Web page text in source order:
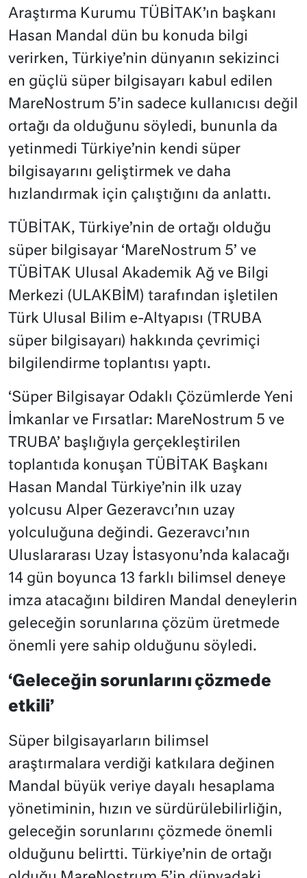
Araştırma Kurumu TÜBİTAK’ın başkanı
Hasan Mandal dün bu konuda bilgi
verirken, Türkiye’nin dünyanın sekizinci
en güçlü süper bilgisayarı kabul edilen
MareNostrum 5’in sadece kullanıcısı değil
ortağı da olduğunu söyledi, bununla da
yetinmedi Türkiye’nin kendi süper
bilgisayarını geliştirmek ve daha
hızlandırmak için çalıştığını da anlattı.
TÜBİTAK, Türkiye’nin de ortağı olduğu
süper bilgisayar ‘MareNostrum 5’ ve
TÜBİTAK Ulusal Akademik Ağ ve Bilgi
Merkezi (ULAKBİM) tarafından işletilen
Türk Ulusal Bilim e-Altyapısı (TRUBA
süper bilgisayarı) hakkında çevrimiçi
bilgilendirme toplantısı yaptı.
‘Süper Bilgisayar Odaklı Çözümlerde Yeni
İmkanlar ve Fırsatlar: MareNostrum 5 ve
TRUBA’ başlığıyla gerçekleştirilen
toplantıda konuşan TÜBİTAK Başkanı
Hasan Mandal Türkiye’nin ilk uzay
yolcusu Alper Gezeravcı’nın uzay
yolculuğuna değindi. Gezeravcı’nın
Uluslararası Uzay İstasyonu’nda kalacağı
14 gün boyunca 13 farklı bilimsel deneye
imza atacağını bildiren Mandal deneylerin
geleceğin sorunlarına çözüm üretmede
önemli yere sahip olduğunu söyledi.
‘Geleceğin sorunlarını çözmede
etkili’
Süper bilgisayarların bilimsel
araştırmalara verdiği katkılara değinen
Mandal büyük veriye dayalı hesaplama
yönetiminin, hızın ve sürdürülebilirliğin,
geleceğin sorunlarını çözmede önemli
olduğunu belirtti. Türkiye’nin de ortağı